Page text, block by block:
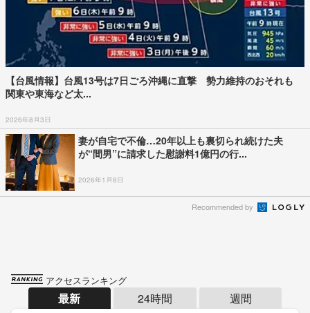
【台風情報】台風13号は7日ごろ沖縄に直撃 勢力維持のおそれも
関東や東海など太...
2026年8月3日
妻が自宅で不倫…20年以上も裏切られ続けた夫
が“間男”に請求した慰謝料1億円の行...
2026年1月8日
Recommended by
アクセスランキング
最新 24時間 週間